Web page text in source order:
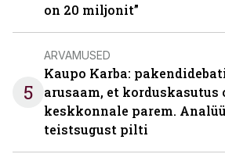
on 20 miljonit”
5
ARVAMUSED
Kaupo Karba:
arusaam, et korduskasutus
keskkonnale parem.
teistsugust pilti